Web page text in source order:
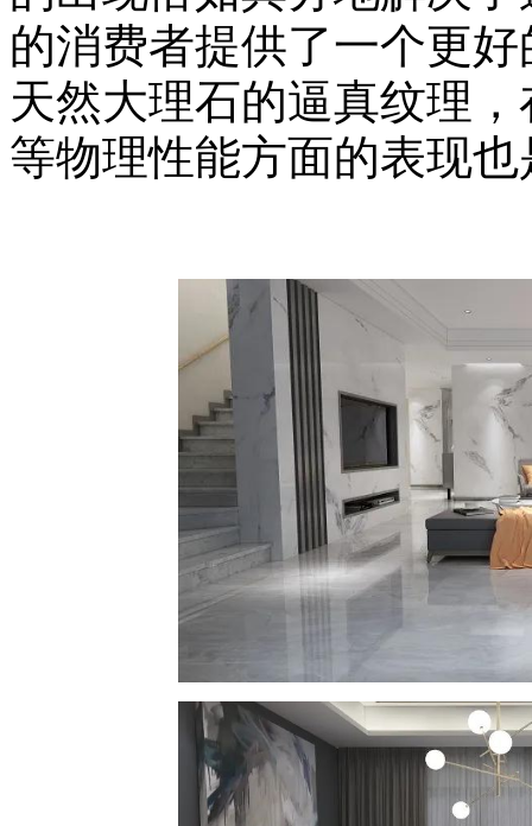
的消费者提供了一个更
天然大理石的逼真纹理
等物理性能方面的表现